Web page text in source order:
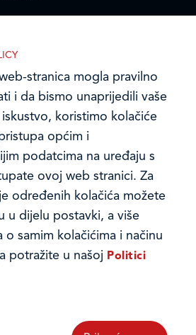
i Kolačići
Cookies
2026.
stranica mogla pravilno
i da bismo unaprijedili vaše
koristimo kolačiće
općim i
podatcima na uređaju s
ovoj web stranici. Za
određenih kolačića možete
u dijelu postavki, a više
o samim kolačićima i načinu
potražite u našoj Politici
ili onemogućite web-
funkcionalnih i/ili
opisanih u nastavku: